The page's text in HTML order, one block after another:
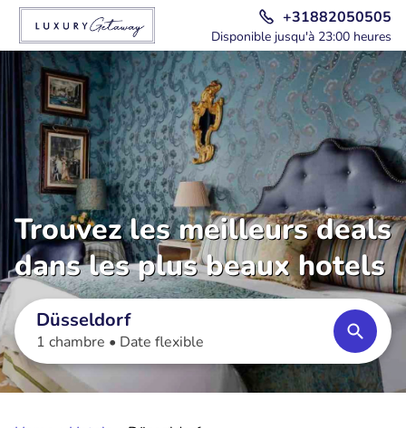
+31882050505
Disponible jusqu'à 23:00 heures
Trouvez les meilleurs deals
dans les plus beaux hotels
Düsseldorf
1 chambre • Date flexible